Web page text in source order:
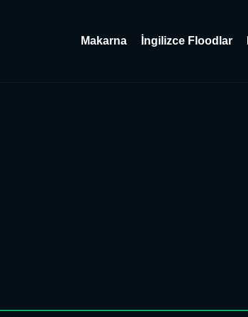
Makarna İngilizce Floodlar